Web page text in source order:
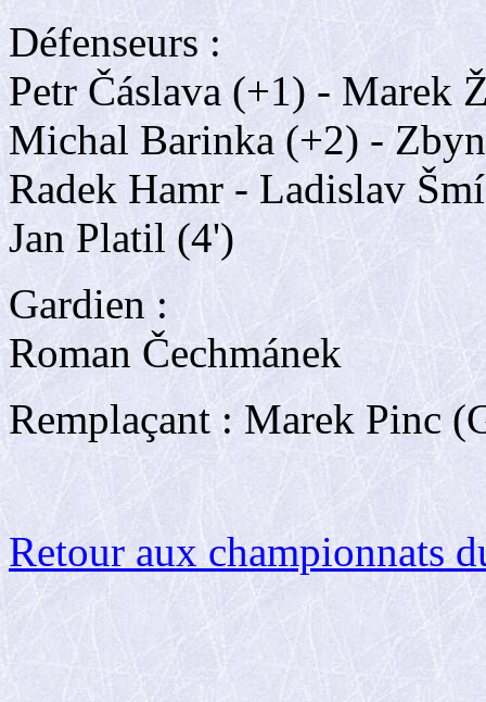
Défenseurs :
Petr Čáslava (+1) - Marek
Michal Barinka (+2) -
Radek Hamr - Ladislav
Jan Platil (4')
Gardien :
Roman Čechmánek
Remplaçant : Marek Pinc
Retour aux championnats